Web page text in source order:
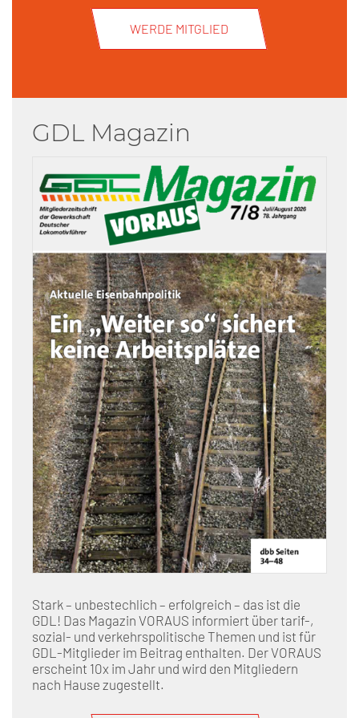
WERDE MITGLIED
GDL Magazin
Stark – unbestechlich – erfolgreich – das ist die
GDL! Das Magazin VORAUS informiert über tarif-,
sozial- und verkehrspolitische Themen und ist für
GDL-Mitglieder im Beitrag enthalten. Der VORAUS
erscheint 10x im Jahr und wird den Mitgliedern
nach Hause zugestellt.